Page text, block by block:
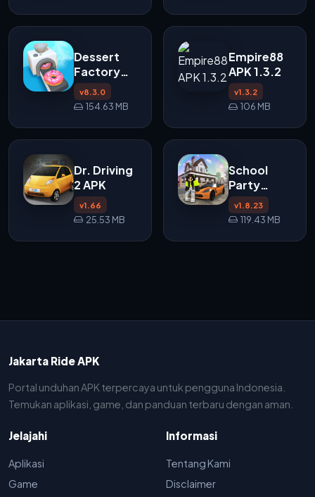
Dessert
Factory
Idle APK
v8.3.0
154.63 MB
Empire88
APK 1.3.2
v1.3.2
106 MB
Dr. Driving
2 APK
v1.66
25.53 MB
School
Party
Craft APK
v1.8.23
119.43 MB
Jakarta Ride APK
Portal unduhan APK terpercaya untuk pengguna Indonesia.
Temukan aplikasi, game, dan panduan terbaru dengan aman.
Jelajahi
Aplikasi
Game
Informasi
Tentang Kami
Disclaimer